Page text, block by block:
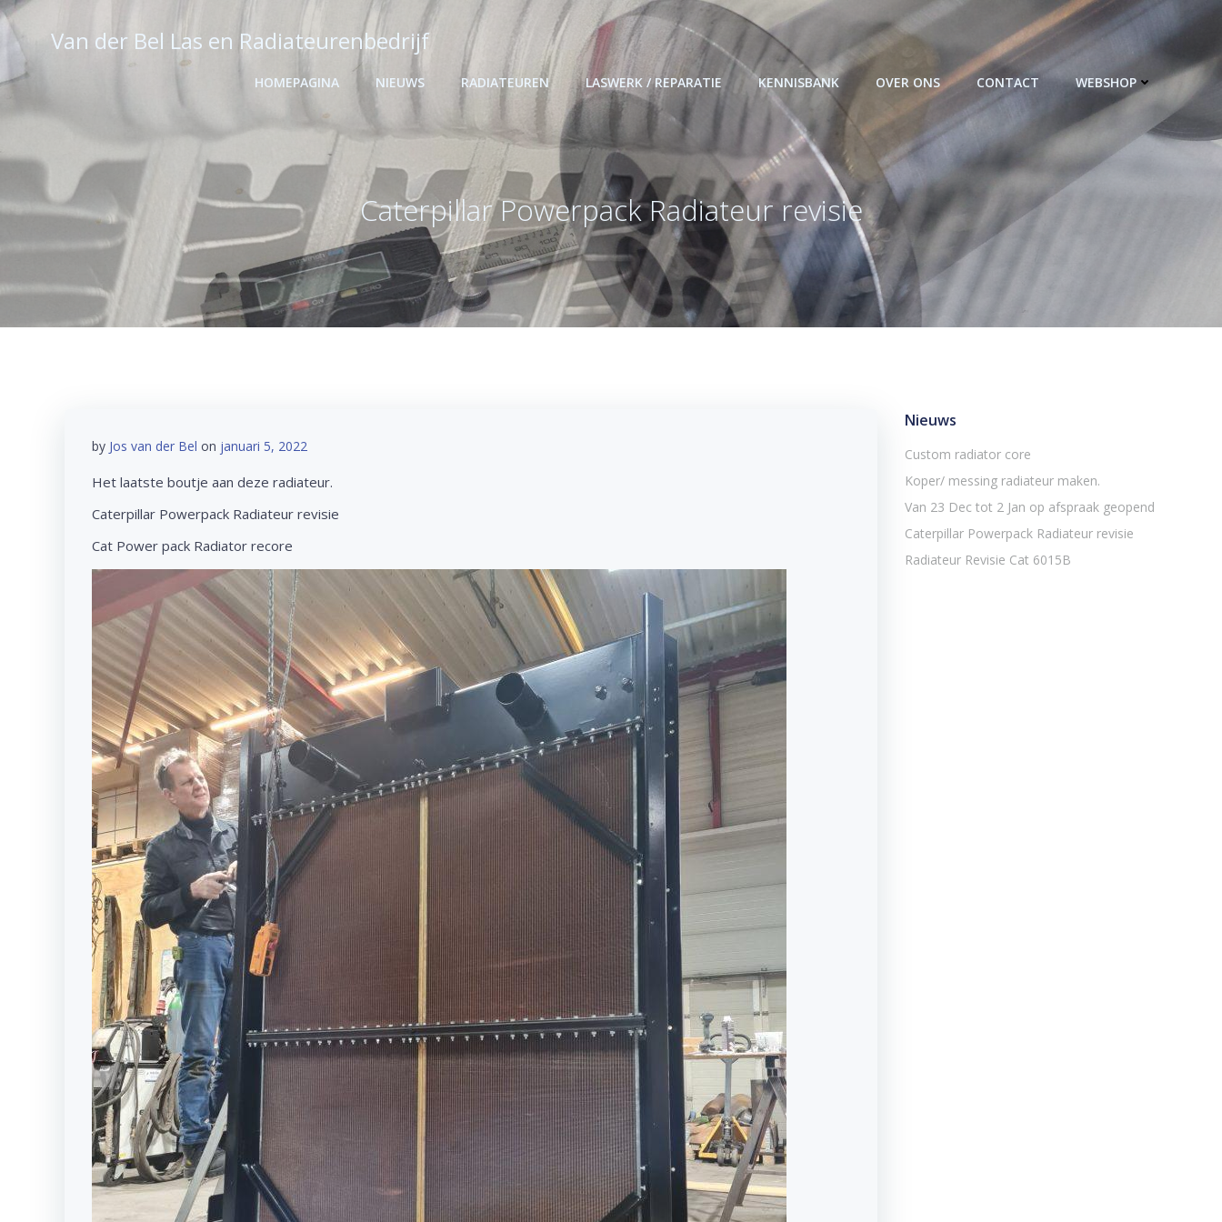
Ga
naar
inhoud
Van der Bel Las en Radiateurenbedrijf
HOMEPAGINA NIEUWS RADIATEUREN LASWERK / REPARATIE KENNISBANK OVER ONS CONTACT WEBSHOP
Caterpillar Powerpack Radiateur revisie
by Jos van der Bel on januari 5, 2022
Het laatste boutje aan deze radiateur.
Caterpillar Powerpack Radiateur revisie
Cat Power pack Radiator recore
Nieuws
Custom radiator core
Koper/ messing radiateur maken.
Van 23 Dec tot 2 Jan op afspraak geopend
Caterpillar Powerpack Radiateur revisie
Radiateur Revisie Cat 6015B